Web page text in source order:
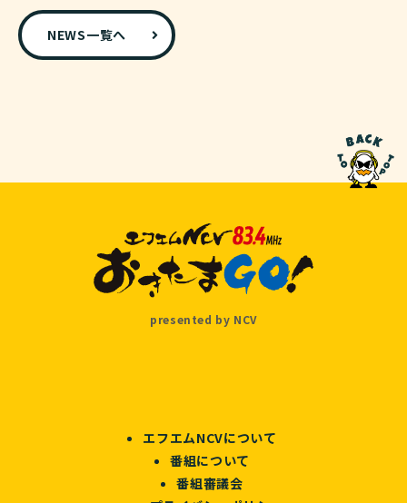
NEWS一覧へ
presented by NCV
エフエムNCVについて
番組について
番組審議会